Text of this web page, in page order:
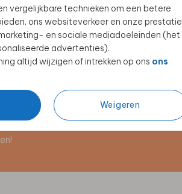
vergelijkbare technieken om een betere
ons websiteverkeer en onze
en sociale mediadoeleinden (het
advertenties).
altijd wijzigen of intrekken op ons ons
Weigeren
TROUWKAART